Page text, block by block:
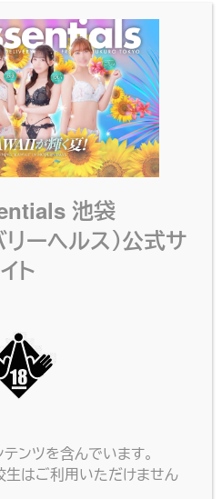
池袋
ーヘルス）公式サ
イト
ンツを含んでいます。
はご利用いただけません